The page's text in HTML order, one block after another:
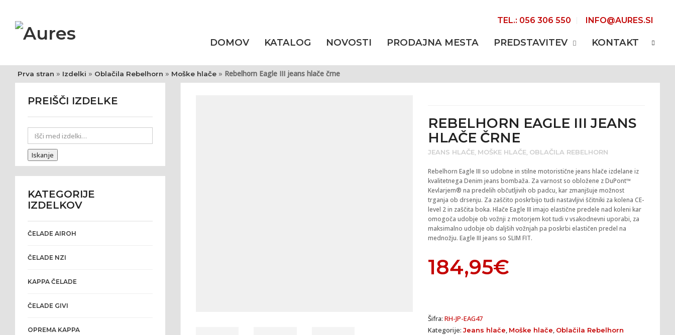
TEL.: 056 306 550 INFO@AURES.SI
DOMOV KATALOG NOVOSTI PRODAJNA MESTA PREDSTAVITEV KONTAKT
Prva stran » Izdelki » Oblačila Rebelhorn » Moške hlače » Rebelhorn Eagle III jeans hlače črne
REBELHORN EAGLE III JEANS
HLAČE ČRNE
JEANS HLAČE, MOŠKE HLAČE, OBLAČILA REBELHORN
Rebelhorn Eagle III so udobne in stilne motoristične jeans hlače izdelane iz
kvalitetnega Denim jeans bombaža. Za varnost so obložene z DuPont™
Kevlarjem® na predelih občutljivih ob padcu, kar zmanjšuje možnost
trganja ob drsenju. Za zaščito poskrbijo tudi nastavljivi ščitniki za kolena CE-
level 2 in zaščita boka. Hlače Eagle III imajo elastične predele nad koleni kar
omogoča udobje ob vožnji z motorjem kot tudi v vsakodnevni uporabi, za
maksimalno udobje ob daljših vožnjah pa poskrbi elastičen predel na
mednožju. Eagle III jeans so SLIM FIT.
184,95€
Šifra: RH-JP-EAG47
Kategorije: Jeans hlače Moške hlače Oblačila Rebelhorn
PREIŠČI IZDELKE
Iskanje
KATEGORIJE
IZDELKOV
ČELADE AIROH
ČELADE NZI
KAPPA ČELADE
ČELADE GIVI
OPREMA KAPPA